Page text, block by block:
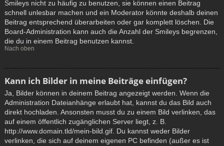
Smileys nicht zu häufig zu benutzen, sie können einen Beitrag
schnell unlesbar machen und ein Moderator könnte deshalb deinen
Beitrag entsprechend überarbeiten oder gar komplett löschen. Die
Board-Administration kann auch die Anzahl der Smileys begrenzen,
die du in einem Beitrag benutzen kannst.
Nach oben
Kann ich Bilder in meine Beiträge einfügen?
Ja, Bilder können in deinem Beitrag angezeigt werden. Wenn die
Administration Dateianhänge erlaubt hat, kannst du das Bild auch
direkt hochladen. Ansonsten musst du zu einem Bild verlinken, das
auf einem öffentlich zugänglichen Server liegt, z. B.
http://www.domain.tld/mein-bild.gif. Du kannst weder Bilder
verlinken, die sich auf deinem eigenen PC befinden (außer es ist